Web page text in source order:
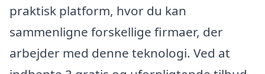
praktisk platform, hvor du kan
sammenligne forskellige firmaer, der
arbejder med denne teknologi. Ved at